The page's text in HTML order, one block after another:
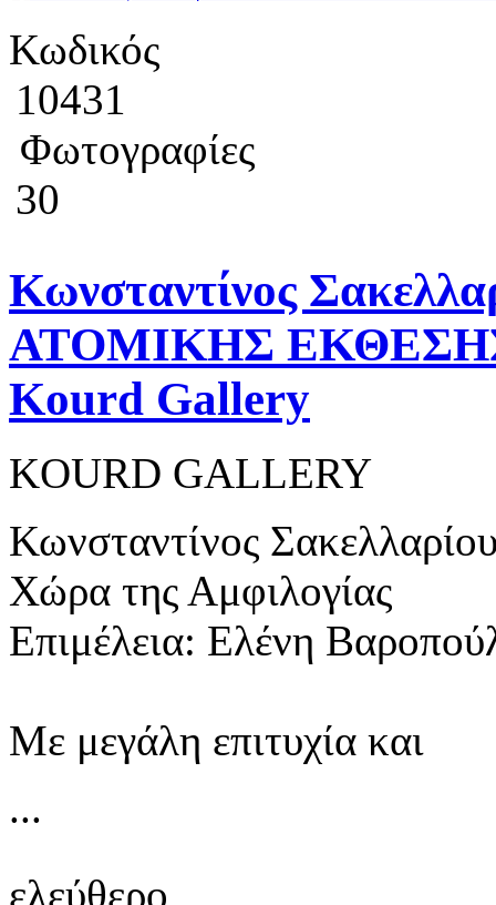
Κωδικός
10431
Φωτογραφίες
30
Κωνσταντίνος
ΑΤΟΜΙΚΗΣ ΕΚΘΕΣΗΣ
Kourd Gallery
KOURD GALLERY
Κωνσταντίνος
Χώρα της Αμφιλογίας
Επιμέλεια: Ελένη
Με μεγάλη επιτυχία και
...
ελεύθερο